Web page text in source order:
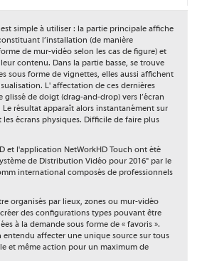
est simple à utiliser : la partie principale affiche
l’installation (de manière
de mur-vidéo selon les cas de figure) et
contenu. Dans la partie basse, se trouve
sous forme de vignettes, elles aussi affichent
L' affectation de ces dernières
glissé de doigt (drag-and-drop) vers l’écran
résultat apparaît alors instantanément sur
les écrans physiques. Difficile de faire plus
et l'application NetWorkHD Touch ont été
de Distribution Vidéo pour 2016" par le
international composés de professionnels
organisés par lieux, zones ou mur-vidéo
des configurations types pouvant être
à la demande sous forme de « favoris ».
entendu affecter une unique source sur tous
et même action pour un maximum de